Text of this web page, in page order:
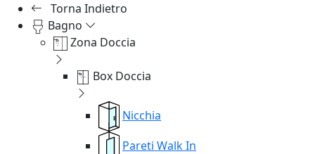
Torna Indietro
Bagno
Zona Doccia
Box Doccia
Nicchia
Pareti Walk In